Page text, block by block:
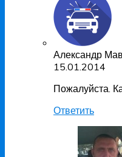
Александр
15.01.2014
Пожалуйста.
Ответить